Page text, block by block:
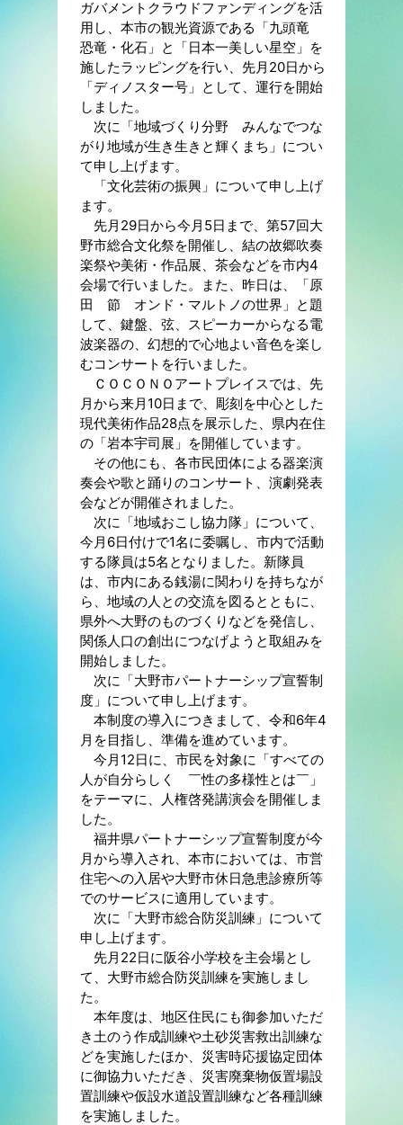
ガバメントクラウドファンディングを活
用し、本市の観光資源である「九頭竜
恐竜・化石」と「日本一美しい星空」を
施したラッピングを行い、先月20日から
「ディノスター号」として、運行を開始
しました。
次に「地域づくり分野 みんなでつな
がり地域が生き生きと輝くまち」につい
て申し上げます。
「文化芸術の振興」について申し上げ
ます。
先月29日から今月5日まで、第57回大
野市総合文化祭を開催し、結の故郷吹奏
楽祭や美術・作品展、茶会などを市内4
会場で行いました。また、昨日は、「原
田 節 オンド・マルトノの世界」と題
して、鍵盤、弦、スピーカーからなる電
波楽器の、幻想的で心地よい音色を楽し
むコンサートを行いました。
ＣＯＣＯＮＯアートプレイスでは、先
月から来月10日まで、彫刻を中心とした
現代美術作品28点を展示した、県内在住
の「岩本宇司展」を開催しています。
その他にも、各市民団体による器楽演
奏会や歌と踊りのコンサート、演劇発表
会などが開催されました。
次に「地域おこし協力隊」について、
今月6日付けで1名に委嘱し、市内で活動
する隊員は5名となりました。新隊員
は、市内にある銭湯に関わりを持ちなが
ら、地域の人との交流を図るとともに、
県外へ大野のものづくりなどを発信し、
関係人口の創出につなげようと取組みを
開始しました。
次に「大野市パートナーシップ宣誓制
度」について申し上げます。
本制度の導入につきまして、令和6年4
月を目指し、準備を進めています。
今月12日に、市民を対象に「すべての
人が自分らしく ￣性の多様性とは￣」
をテーマに、人権啓発講演会を開催しま
した。
福井県パートナーシップ宣誓制度が今
月から導入され、本市においては、市営
住宅への入居や大野市休日急患診療所等
でのサービスに適用しています。
次に「大野市総合防災訓練」について
申し上げます。
先月22日に阪谷小学校を主会場とし
て、大野市総合防災訓練を実施しまし
た。
本年度は、地区住民にも御参加いただ
き土のう作成訓練や土砂災害救出訓練な
どを実施したほか、災害時応援協定団体
に御協力いただき、災害廃棄物仮置場設
置訓練や仮設水道設置訓練など各種訓練
を実施しました。